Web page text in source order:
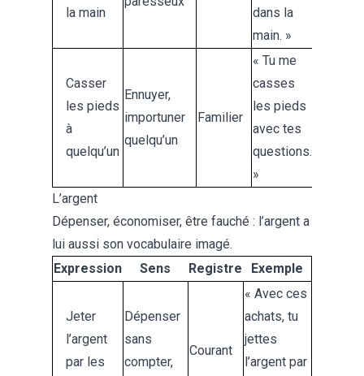
la main
dans la
main. »
Casser
les pieds
à
quelqu’un
Ennuyer,
importuner
quelqu’un
Familier
« Tu me
casses
les pieds
avec tes
questions.
»
L’argent
Dépenser, économiser, être fauché : l’argent a
lui aussi son vocabulaire imagé.
Expression
Sens Registre Exemple
Jeter
l’argent
par les
Dépenser
sans
compter,
Courant
« Avec ces
achats, tu
jettes
l’argent par